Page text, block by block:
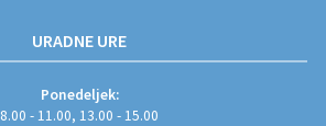
URADNE URE
Ponedeljek:
8.00 - 11.00, 13.00 - 15.00